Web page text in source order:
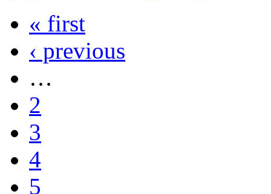
« first
‹ previous
…
2
3
4
5